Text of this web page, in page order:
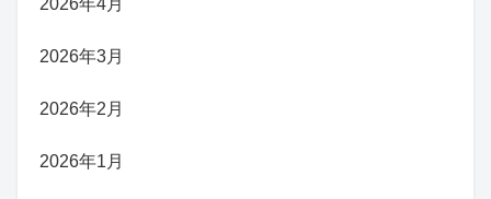
2026年4月
2026年3月
2026年2月
2026年1月